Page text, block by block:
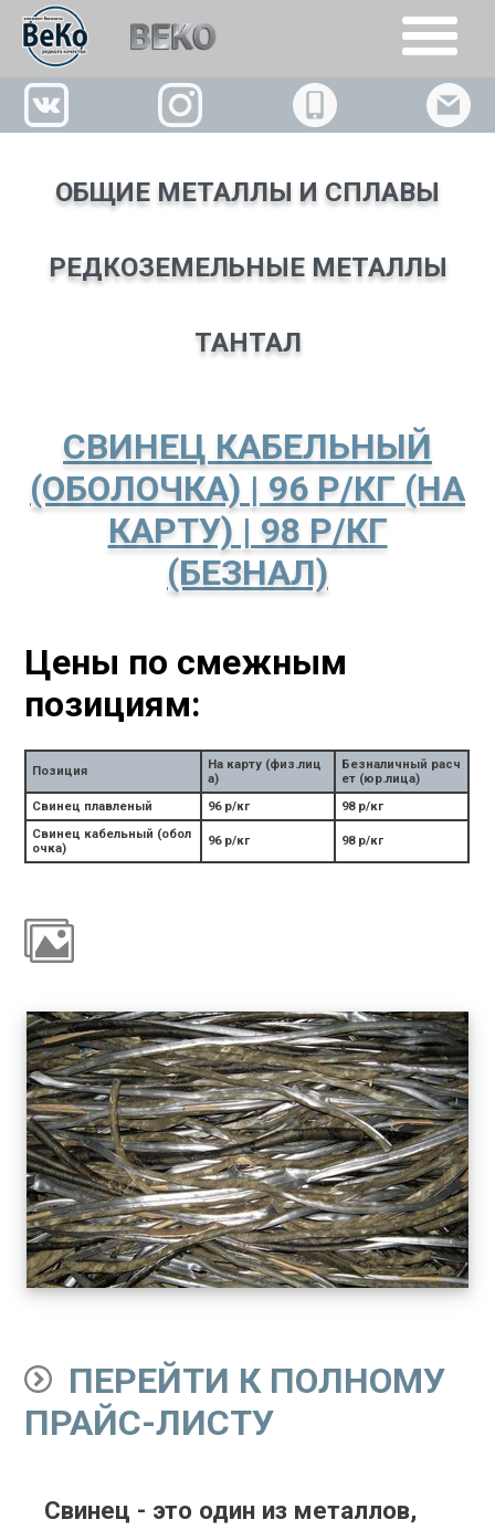
+7(926)509-02-63
ОБЩИЕ МЕТАЛЛЫ И СПЛАВЫ
РЕДКОЗЕМЕЛЬНЫЕ МЕТАЛЛЫ
ТАНТАЛ
СВИНЕЦ КАБЕЛЬНЫЙ
(ОБОЛОЧКА) | 96 Р/КГ (НА
КАРТУ) | 98 Р/КГ
(БЕЗНАЛ)
Цены по смежным
позициям:
Позиция
На карту (физ.лиц
а)
Безналичный расч
ет (юр.лица)
Свинец плавленый
96 р/кг
98 р/кг
Свинец кабельный (обол
очка)
96 р/кг 98 р/кг
ПЕРЕЙТИ К ПОЛНОМУ
ПРАЙС-ЛИСТУ
Свинец - это один из металлов,